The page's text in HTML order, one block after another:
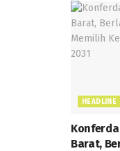
k
HEADLINE
Konferda
Barat,